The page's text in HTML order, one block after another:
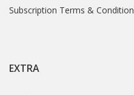
Subscription Terms & Condition
EXTRA